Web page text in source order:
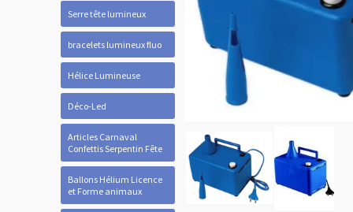
Serre tête lumineux
bracelets lumineux fluo
Hélice Lumineuse
Déco-Led
Articles Carnaval
Confettis Serpentin Fête
Ballons Hélium Licence
et Forme animaux